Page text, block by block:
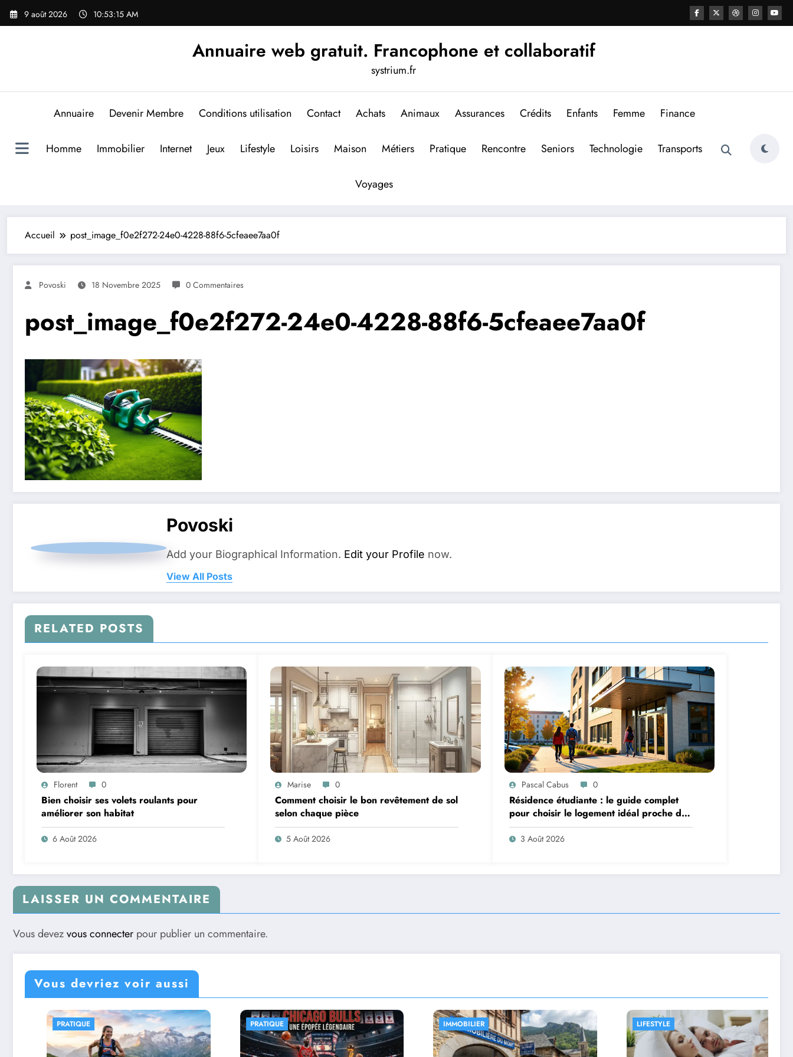
Aller
9 août 2026 10:53:15 AM
Annuaire web gratuit. Francophone et collaboratif
systrium.fr
Annuaire Devenir Membre Conditions utilisation Contact Achats Animaux Assurances Crédits Enfants Femme Finance
Homme Immobilier Internet Jeux Lifestyle Loisirs Maison Métiers Pratique Rencontre Seniors Technologie Transports
Voyages
Accueil post_image_f0e2f272-24e0-4228-88f6-5cfeaee7aa0f
Povoski 18 Novembre 2025 0 Commentaires
post_image_f0e2f272-24e0-4228-88f6-5cfeaee7aa0f
Povoski
Add your Biographical Information. Edit your Profile now.
View All Posts
RELATED POSTS
Florent 0
Bien choisir ses volets roulants pour
améliorer son habitat
6 Août 2026
Marise 0
Comment choisir le bon revêtement de sol
selon chaque pièce
5 Août 2026
Pascal Cabus 0
Résidence étudiante : le guide complet
pour choisir le logement idéal proche de
son campus
3 Août 2026
LAISSER UN COMMENTAIRE
Vous devezvous connecter pour publier un commentaire.
Vous devriez voir aussi
PRATIQUE PRATIQUE IMMOBILIER LIFESTYLE